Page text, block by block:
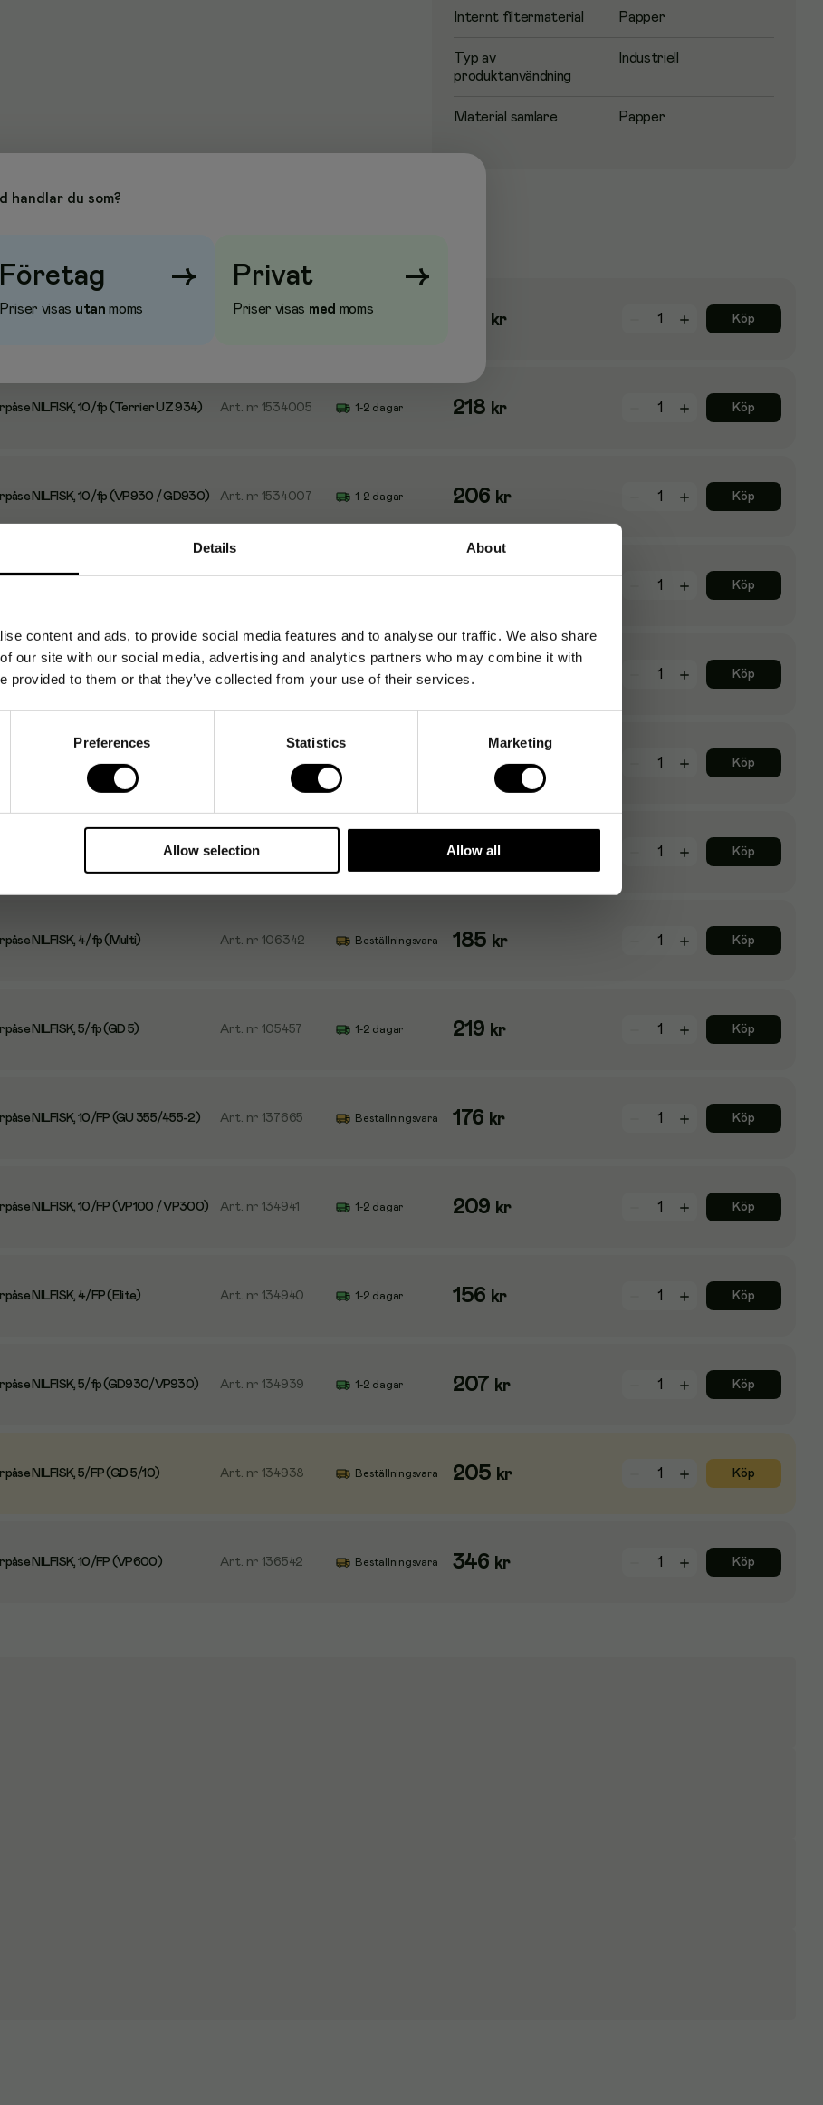
Details About
content and ads, to provide social media features and to analyse our traffic. We also share
our site with our social media, advertising and analytics partners who may combine it with
provided to them or that they’ve collected from your use of their services.
Preferences Statistics Marketing
Allow selection Allow all
Internt filtermaterial Papper
Typ av
produktanvändning
Industriell
Material samlare Papper
kr Köp
NILFISK, 10/fp (Terrier UZ 934) Art. nr 1534005 1-2 dagar 218 kr Köp
NILFISK, 10/fp (VP930 / GD930) Art. nr 1534007 1-2 dagar 206 kr Köp
Köp
NILFISK, 4/fp (Extreme) Art. nr1534028 Beställningsvara 216 Köp
NILFISK, 3/fp (GWD 350) 102739 kr Köp
Art. nr 128kr Köp
NILFISK, 4/fp (Multi) Art. nr 106342 Beställningsvara 185 kr Köp
NILFISK, 5/fp (GD 5) Art. nr 105457 1-2 dagar 219 kr Köp
NILFISK, 10/FP (GU 355/455-2) Art. nr 137665 Beställningsvara 176 kr Köp
NILFISK, 10/FP (VP100 / VP300) Art. nr 134941 1-2 dagar 209 kr Köp
NILFISK, 4/FP (Elite) Art. nr 134940 1-2 dagar 156 kr Köp
NILFISK, 5/fp (GD930/VP930) Art. nr 134939 1-2 dagar 207 kr Köp
NILFISK, 5/FP (GD 5/10) Art. nr 134938 Beställningsvara 205 kr Köp
NILFISK, 10/FP (VP600) Art. nr 136542 Beställningsvara 346 kr Köp
handlar du som?
Företag →
Priser visas utan moms
Privat →
Priser visas med moms